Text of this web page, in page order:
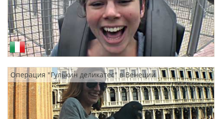
Операция "Гулькин деликатес" в Венеции